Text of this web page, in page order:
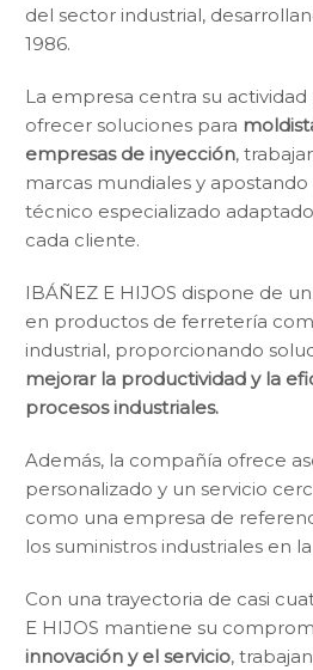
del sector industrial,
1986.
La empresa centra su
ofrecer soluciones para
empresas de inyección,
marcas mundiales y
técnico especializado
cada cliente.
IBÁÑEZ E HIJOS dispone de
en productos de ferretería
industrial, proporcionando
mejorar la productividad y la
procesos industriales.
Además, la compañía ofrece
personalizado y un servicio
como una empresa de
los suministros industriales en
Con una trayectoria de casi
E HIJOS mantiene su
innovación y el servicio,